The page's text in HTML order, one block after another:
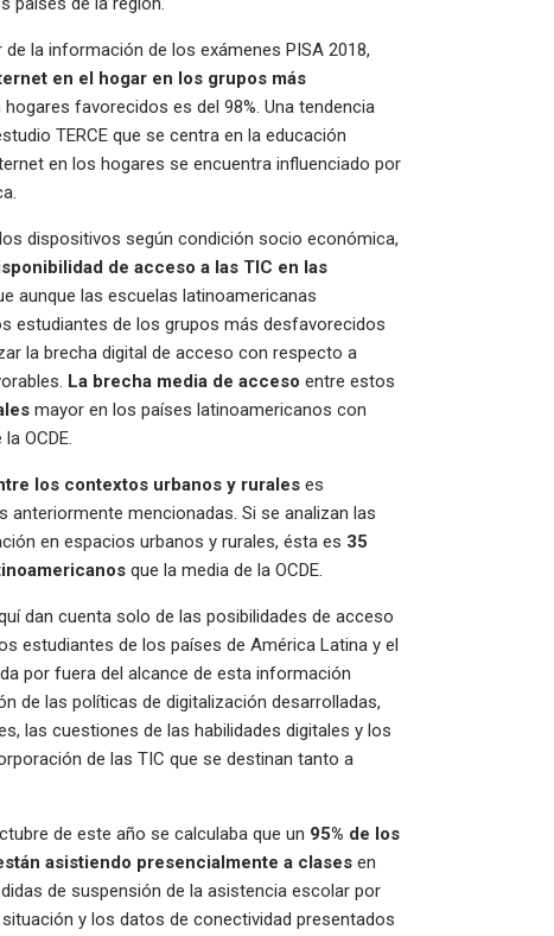
la información de los exámenes PISA 2018,
en el hogar en los grupos más
favorecidos es del 98%. Una tendencia
TERCE que se centra en la educación
en los hogares se encuentra influenciado por
dispositivos según condición socio económica,
de acceso a las TIC en las
aunque las escuelas latinoamericanas
estudiantes de los grupos más desfavorecidos
la brecha digital de acceso con respecto a
La brecha media de acceso entre estos
mayor en los países latinoamericanos con
OCDE.
los contextos urbanos y rurales es
anteriormente mencionadas. Si se analizan las
en espacios urbanos y rurales, ésta es 35
que la media de la OCDE.
dan cuenta solo de las posibilidades de acceso
estudiantes de los países de América Latina y el
por fuera del alcance de esta información
de las políticas de digitalización desarrolladas,
las cuestiones de las habilidades digitales y los
de las TIC que se destinan tanto a
de este año se calculaba que un 95% de los
asistiendo presencialmente a clases en
de suspensión de la asistencia escolar por
y los datos de conectividad presentados